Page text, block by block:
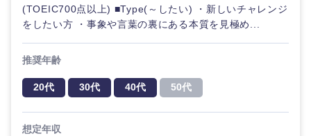
(TOEIC700点以上) ■Type(～したい) ・新しいチャレンジ
をしたい方 ・事象や言葉の裏にある本質を見極め...
推奨年齢
20代 30代 40代 50代
想定年収